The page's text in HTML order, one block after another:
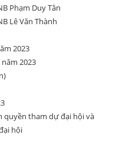
Phạm Duy Tân
Lê Văn Thành
2023
2023
quyền tham dự đại hội và
hội